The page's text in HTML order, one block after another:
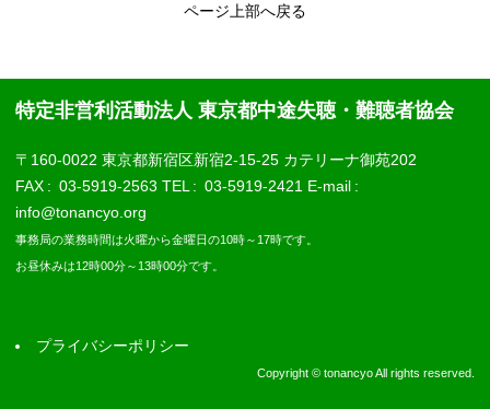
ページ上部へ戻る
特定非営利活動法人 東京都中途失聴・難聴者協会
〒160-0022 東京都新宿区新宿2-15-25 カテリーナ御苑202
FAX
03-5919-2563 TEL 03-5919-2421 E-mail
info@tonancyo.org
事務局の業務時間は火曜から金曜日の10時～17時です。
お昼休みは12時00分～13時00分です。
プライバシーポリシー
Copyright © tonancyo All rights reserved.